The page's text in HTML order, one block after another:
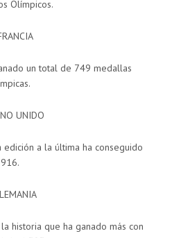
Olímpicos.
un total de 749 medallas
UNIDO
a la última ha conseguido
916.
historia que ha ganado más con